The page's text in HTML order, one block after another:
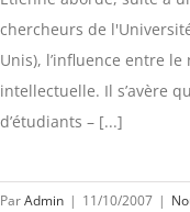
chercheurs de
Unis), l’influence entre
intellectuelle. Il s’avère
d’étudiants – [...]
ParAdmin | 11/10/2007 |